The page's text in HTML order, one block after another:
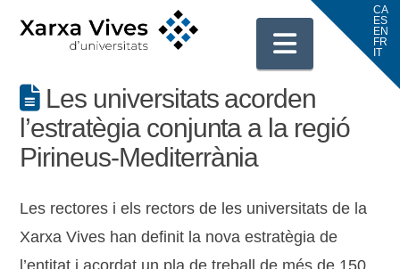
Les universitats acorden
l’estratègia conjunta a la regió
Pirineus-Mediterrània
Les rectores i els rectors de les universitats de la
Xarxa Vives han definit la nova estratègia de
l’entitat i acordat un pla de treball de més de 150